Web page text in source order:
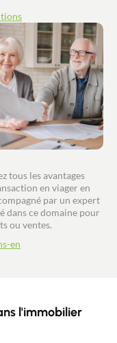
tous les avantages
en viager en
par un expert
dans ce domaine pour
ou ventes.
en
l'immobilier